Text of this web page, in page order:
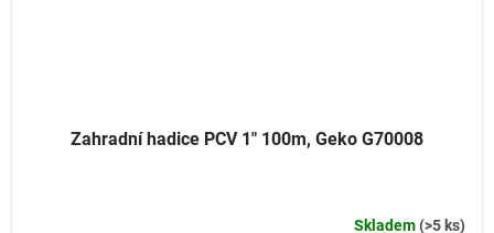
Zahradní hadice PCV 1" 100m, Geko G70008
Skladem(>5 ks)